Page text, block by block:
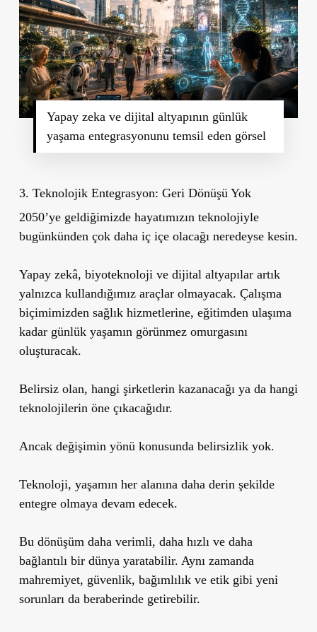
Yapay zeka ve dijital altyapının günlük
yaşama entegrasyonunu temsil eden görsel
3. Teknolojik Entegrasyon: Geri Dönüşü Yok
2050’ye geldiğimizde hayatımızın teknolojiyle
bugünkünden çok daha iç içe olacağı neredeyse kesin.
Yapay zekâ, biyoteknoloji ve dijital altyapılar artık
yalnızca kullandığımız araçlar olmayacak. Çalışma
biçimimizden sağlık hizmetlerine, eğitimden ulaşıma
kadar günlük yaşamın görünmez omurgasını
oluşturacak.
Belirsiz olan, hangi şirketlerin kazanacağı ya da hangi
teknolojilerin öne çıkacağıdır.
Ancak değişimin yönü konusunda belirsizlik yok.
Teknoloji, yaşamın her alanına daha derin şekilde
entegre olmaya devam edecek.
Bu dönüşüm daha verimli, daha hızlı ve daha
bağlantılı bir dünya yaratabilir. Aynı zamanda
mahremiyet, güvenlik, bağımlılık ve etik gibi yeni
sorunları da beraberinde getirebilir.